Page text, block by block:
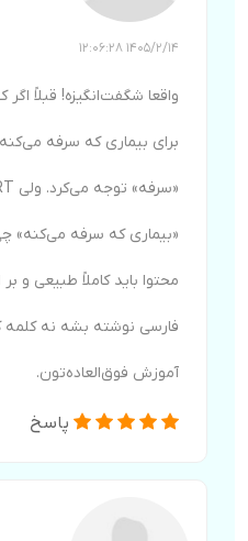
1405/2/14 12:06:28
واقعا شگفت‌انگیزه! قبلاً
برای بیماری که سرفه
«بیماری که سرفه می‌کنه»
محتوا باید کاملاً طبیعی و
فارسی نوشته بشه نه کلمه
آموزش فوق‌العاده‌تون.
پاسخ